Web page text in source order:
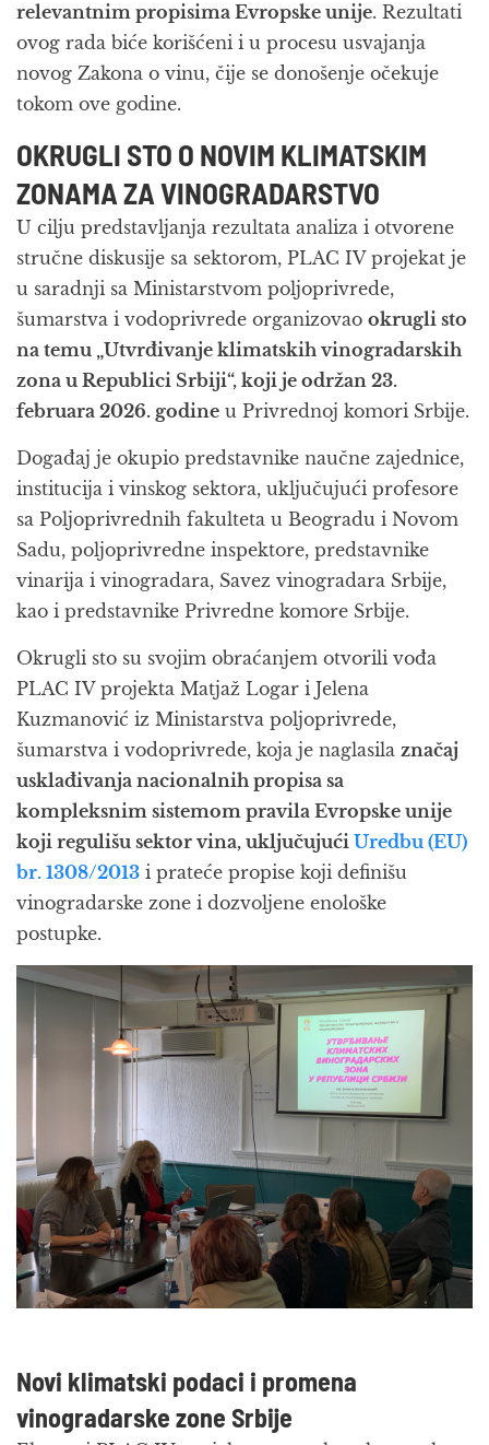
relevantnim propisima Evropske unije. Rezultati
ovog rada biće korišćeni i u procesu usvajanja
novog Zakona o vinu, čije se donošenje očekuje
tokom ove godine.
OKRUGLI STO O NOVIM KLIMATSKIM
ZONAMA ZA VINOGRADARSTVO
U cilju predstavljanja rezultata analiza i otvorene
stručne diskusije sa sektorom, PLAC IV projekat je
u saradnji sa Ministarstvom poljoprivrede,
šumarstva i vodoprivrede organizovao okrugli sto
na temu „Utvrđivanje klimatskih vinogradarskih
zona u Republici Srbiji“, koji je održan 23.
februara 2026. godine u Privrednoj komori Srbije.
Događaj je okupio predstavnike naučne zajednice,
institucija i vinskog sektora, uključujući profesore
sa Poljoprivrednih fakulteta u Beogradu i Novom
Sadu, poljoprivredne inspektore, predstavnike
vinarija i vinogradara, Savez vinogradara Srbije,
kao i predstavnike Privredne komore Srbije.
Okrugli sto su svojim obraćanjem otvorili vođa
PLAC IV projekta Matjaž Logar i Jelena
Kuzmanović iz Ministarstva poljoprivrede,
šumarstva i vodoprivrede, koja je naglasila značaj
usklađivanja nacionalnih propisa sa
kompleksnim sistemom pravila Evropske unije
koji regulišu sektor vina, uključujući Uredbu (EU)
br. 1308/2013 i prateće propise koji definišu
vinogradarske zone i dozvoljene enološke
postupke.
Novi klimatski podaci i promena
vinogradarske zone Srbije